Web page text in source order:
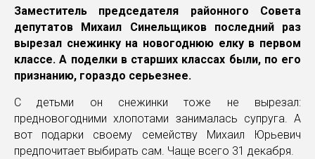
Заместитель председателя районного Совета
депутатов Михаил Синельщиков последний раз
вырезал снежинку на новогоднюю елку в первом
классе. А поделки в старших классах были, по его
признанию, гораздо серьезнее.
С детьми он снежинки тоже не вырезал:
предновогодними хлопотами занималась супруга. А
вот подарки своему семейству Михаил Юрьевич
предпочитает выбирать сам. Чаще всего 31 декабря.